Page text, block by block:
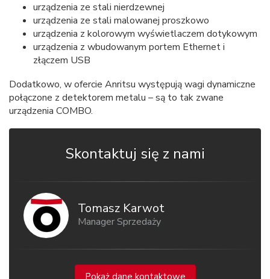
urządzenia ze stali nierdzewnej
urządzenia ze stali malowanej proszkowo
urządzenia z kolorowym wyświetlaczem dotykowym
urządzenia z wbudowanym portem Ethernet i
złączem USB
Dodatkowo, w ofercie Anritsu występują wagi dynamiczne
połączone z detektorem metalu – są to tak zwane
urządzenia COMBO.
Skontaktuj się z nami
Tomasz Karwot
Manager Sprzedaży